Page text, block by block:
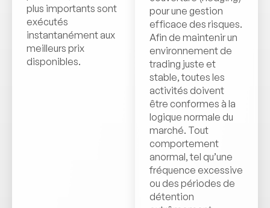
plus importants sont
exécutés
instantanément aux
meilleurs prix
disponibles.
pour une gestion
efficace des risques.
Afin de maintenir un
environnement de
trading juste et
stable, toutes les
activités doivent
être conformes à la
logique normale du
marché. Tout
comportement
anormal, tel qu’une
fréquence excessive
ou des périodes de
détention